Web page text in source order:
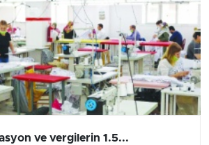
ve vergilerin 1.5...